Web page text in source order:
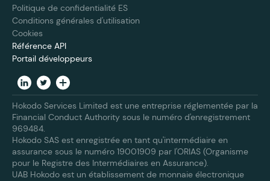
Politique de confidentialité ES
Conditions générales d'utilisation
Cookies
Référence API
Portail développeurs
Hokodo Services Limited est une entreprise réglementée par la
Financial Conduct Authority sous le numéro d'enregistrement
969484.
Hokodo SAS est enregistrée en tant qu'intermédiaire en
assurance sous le numéro 19001909 par l'ORIAS (Organisme
pour le Registre des Intermédiaires en Assurance).
UAB Hokodo est un établissement de monnaie électronique